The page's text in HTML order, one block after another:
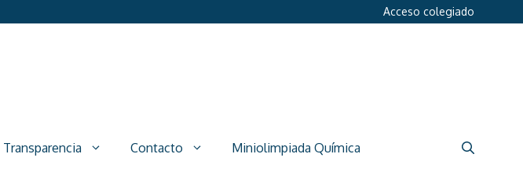
Acceso colegiado
Transparencia Contacto Miniolimpiada Química